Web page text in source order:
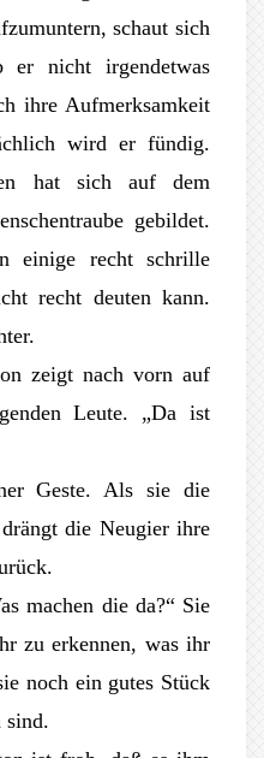
schaut sich
er nicht irgendetwas
ihre Aufmerksamkeit
wird er fündig.
hat sich auf dem
gebildet.
einige recht schrille
recht deuten kann.
zeigt nach vorn auf
Leute. „Da ist
Geste. Als sie die
die Neugier ihre
machen die da?“ Sie
zu erkennen, was ihr
noch ein gutes Stück
sind.